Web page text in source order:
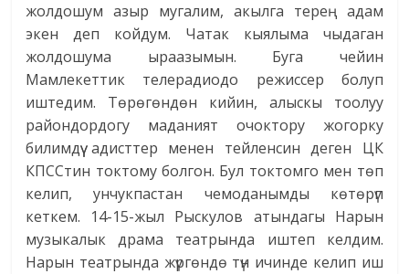
жолдошум азыр мугалим, акылга терең адам
экен деп койдум. Чатак кыялыма чыдаган
жолдошума ыраазымын. Буга чейин
Мамлекеттик телерадиодо режиссер болуп
иштедим. Төрөгөндөн кийин, алыскы тоолуу
райондордогу маданият очоктору жогорку
билимдүү адисттер менен тейленсин деген ЦК
КПССтин токтому болгон. Бул токтомго мен төп
келип, унчукпастан чемоданымды көтөрүп
кеткем. 14-15-жыл Рыскулов атындагы Нарын
музыкалык драма театрында иштеп келдим.
Нарын театрында жүргөндө түн ичинде келип иш